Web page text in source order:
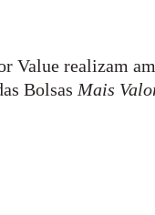
Value realizam
Bolsas Mais